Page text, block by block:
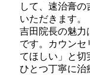
して、速治膏
いただきます。
吉田院長の魅力
です。カウンセ
てほしい」と切
ひとつ丁寧に治